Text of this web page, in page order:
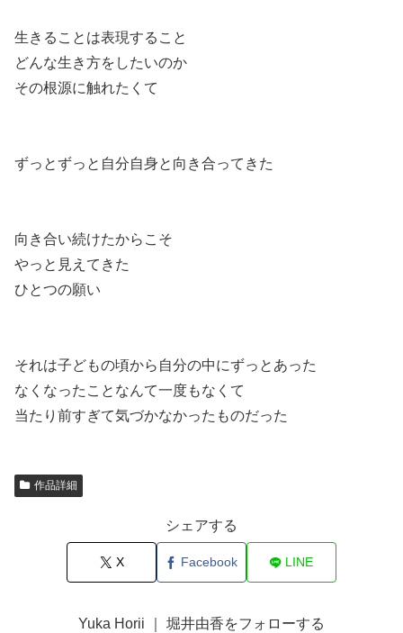
生きることは表現すること
どんな生き方をしたいのか
その根源に触れたくて
ずっとずっと自分自身と向き合ってきた
向き合い続けたからこそ
やっと見えてきた
ひとつの願い
それは子どもの頃から自分の中にずっとあった
なくなったことなんて一度もなくて
当たり前すぎて気づかなかったものだった
作品詳細
シェアする
X Facebook LINE
Yuka Horii ｜ 堀井由香をフォローする